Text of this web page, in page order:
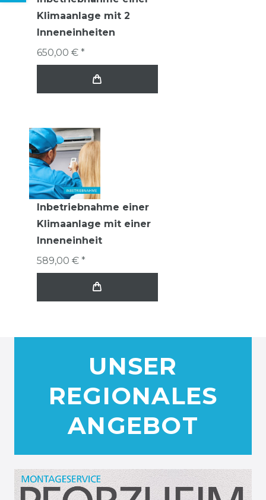
Klimaanlage mit 2
Inneneinheiten
650,00 € *
Inbetriebnahme einer
Klimaanlage mit einer
Inneneinheit
589,00 € *
UNSER
REGIONALES
ANGEBOT